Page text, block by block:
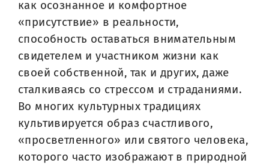
как осознанное и комфортное
«присутствие» в реальности,
способность оставаться внимательным
свидетелем и участником жизни как
своей собственной, так и других, даже
сталкиваясь со стрессом и страданиями.
Во многих культурных традициях
культивируется образ счастливого,
«просветленного» или святого человека,
которого часто изображают в природной